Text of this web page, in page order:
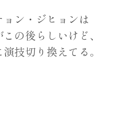
ン・ジヒョンは
の後らしいけど、
技切り換えてる。